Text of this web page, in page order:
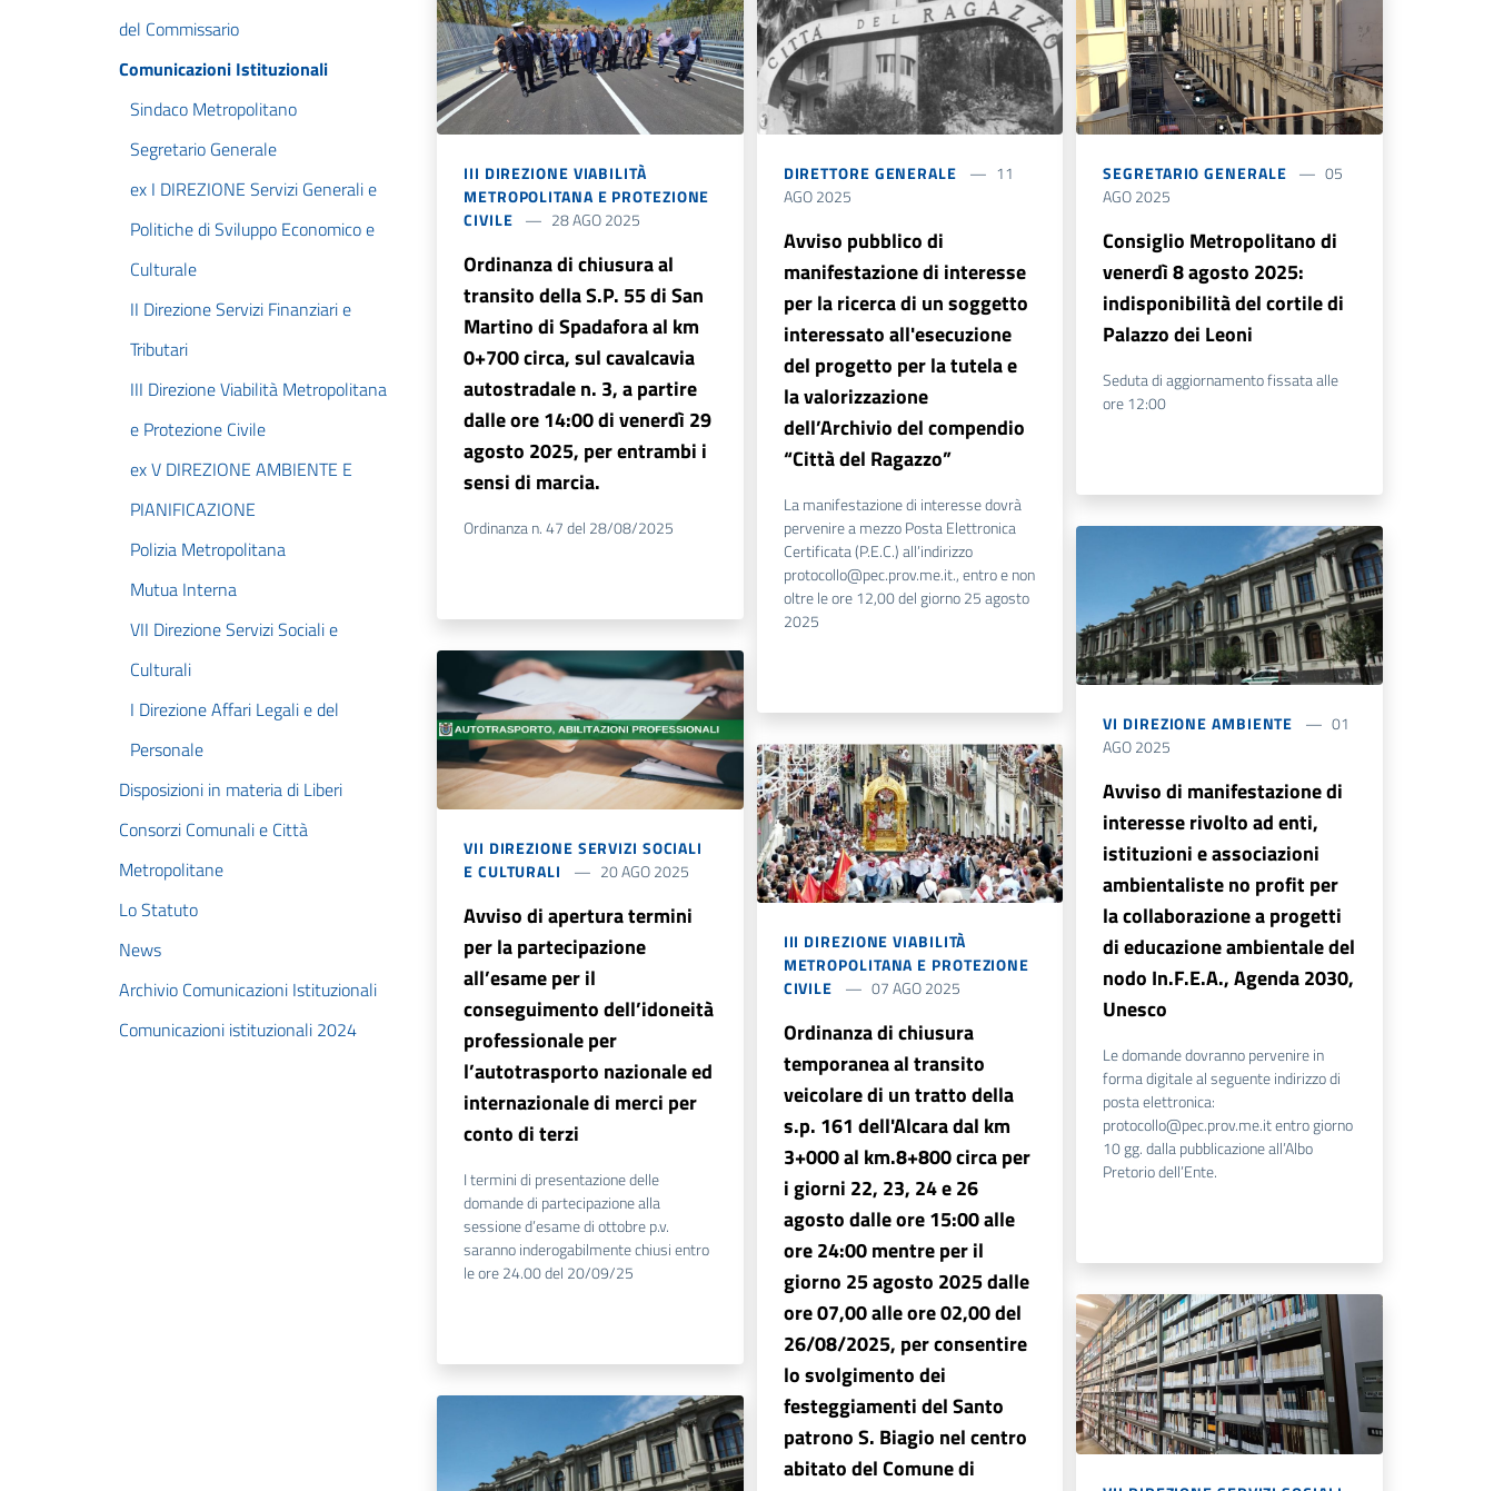
del Commissario
Comunicazioni Istituzionali
Sindaco Metropolitano
Segretario Generale
ex I DIREZIONE Servizi Generali e
Politiche di Sviluppo Economico e
Culturale
II Direzione Servizi Finanziari e
Tributari
III Direzione Viabilità Metropolitana
e Protezione Civile
ex V DIREZIONE AMBIENTE E
PIANIFICAZIONE
Polizia Metropolitana
Mutua Interna
VII Direzione Servizi Sociali e
Culturali
I Direzione Affari Legali e del
Personale
Disposizioni in materia di Liberi
Consorzi Comunali e Città
Metropolitane
Lo Statuto
News
Archivio Comunicazioni Istituzionali
Comunicazioni istituzionali 2024
III DIREZIONE VIABILITÀ
METROPOLITANA E PROTEZIONE
CIVILE
28 AGO 2025
Ordinanza di chiusura al
transito della S.P. 55 di San
Martino di Spadafora al km
0+700 circa, sul cavalcavia
autostradale n. 3, a partire
dalle ore 14:00 di venerdì 29
agosto 2025, per entrambi i
sensi di marcia.
Ordinanza n. 47 del 28/08/2025
VII DIREZIONE SERVIZI SOCIALI
E CULTURALI
20 AGO 2025
Avviso di apertura termini
per la partecipazione
all’esame per il
conseguimento dell’idoneità
professionale per
l’autotrasporto nazionale ed
internazionale di merci per
conto di terzi
I termini di presentazione delle
domande di partecipazione alla
sessione d’esame di ottobre p.v.
saranno inderogabilmente chiusi entro
le ore 24.00 del 20/09/25
DIRETTORE GENERALE
11
AGO 2025
Avviso pubblico di
manifestazione di interesse
per la ricerca di un soggetto
interessato all'esecuzione
del progetto per la tutela e
la valorizzazione
dell’Archivio del compendio
“Città del Ragazzo”
La manifestazione di interesse dovrà
pervenire a mezzo Posta Elettronica
Certificata (P.E.C.) all’indirizzo
protocollo@pec.prov.me.it., entro e non
oltre le ore 12,00 del giorno 25 agosto
2025
III DIREZIONE VIABILITÀ
METROPOLITANA E PROTEZIONE
CIVILE
07 AGO 2025
Ordinanza di chiusura
temporanea al transito
veicolare di un tratto della
s.p. 161 dell'Alcara dal km
3+000 al km.8+800 circa per
i giorni 22, 23, 24 e 26
agosto dalle ore 15:00 alle
ore 24:00 mentre per il
giorno 25 agosto 2025 dalle
ore 07,00 alle ore 02,00 del
26/08/2025, per consentire
lo svolgimento dei
festeggiamenti del Santo
patrono S. Biagio nel centro
abitato del Comune di
SEGRETARIO GENERALE
05
AGO 2025
Consiglio Metropolitano di
venerdì 8 agosto 2025:
indisponibilità del cortile di
Palazzo dei Leoni
Seduta di aggiornamento fissata alle
ore 12:00
VI DIREZIONE AMBIENTE
01
AGO 2025
Avviso di manifestazione di
interesse rivolto ad enti,
istituzioni e associazioni
ambientaliste no profit per
la collaborazione a progetti
di educazione ambientale del
nodo In.F.E.A., Agenda 2030,
Unesco
Le domande dovranno pervenire in
forma digitale al seguente indirizzo di
posta elettronica:
protocollo@pec.prov.me.it entro giorno
10 gg. dalla pubblicazione all’Albo
Pretorio dell’Ente.